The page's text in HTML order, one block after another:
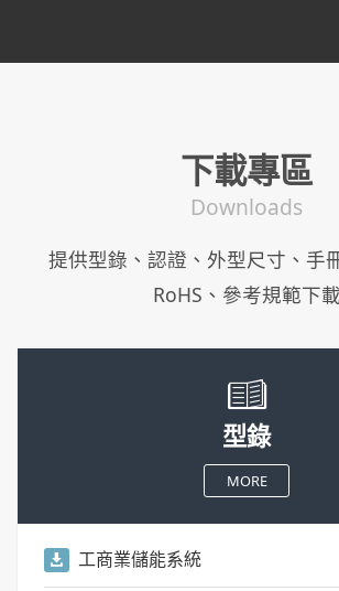
下載專區
Downloads
提供型錄、認證、外型尺寸、手
RoHS、參考規範下載
型錄
MORE
工商業儲能系統